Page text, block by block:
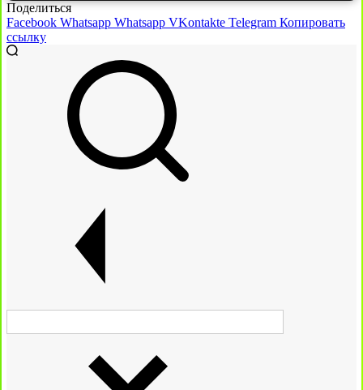
Поделиться
Facebook Whatsapp Whatsapp VKontakte Telegram Копировать
ссылку